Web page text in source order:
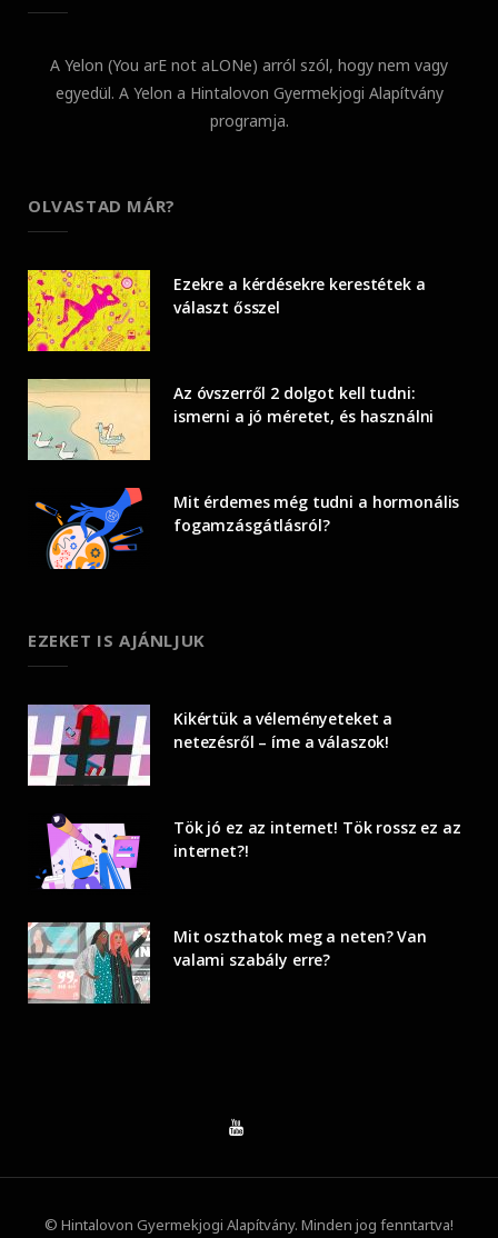
A Yelon (You arE not aLONe) arról szól, hogy nem vagy
egyedül. A Yelon a Hintalovon Gyermekjogi Alapítvány
programja.
OLVASTAD MÁR?
Ezekre a kérdésekre kerestétek a
választ ősszel
Az óvszerről 2 dolgot kell tudni:
ismerni a jó méretet, és használni
Mit érdemes még tudni a hormonális
fogamzásgátlásról?
EZEKET IS AJÁNLJUK
Kikértük a véleményeteket a
netezésről – íme a válaszok!
Tök jó ez az internet! Tök rossz ez az
internet?!
Mit oszthatok meg a neten? Van
valami szabály erre?
© Hintalovon Gyermekjogi Alapítvány. Minden jog fenntartva!